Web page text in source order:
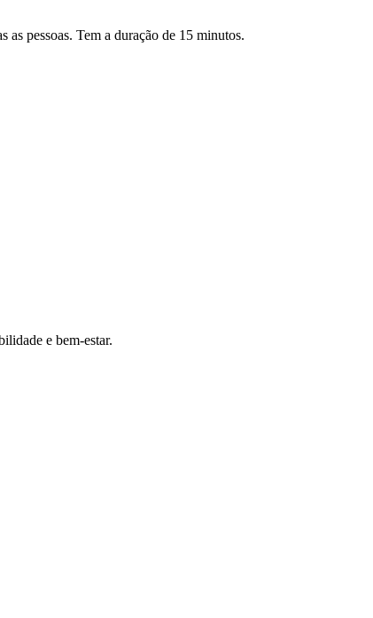
pessoas. Tem a duração de 15 minutos.
e bem-estar.